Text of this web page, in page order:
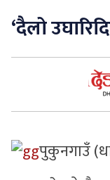
अन्तरवार्ता
प्रवास
सुचनाहरु
‘दैलो
पुकुनगाउँ